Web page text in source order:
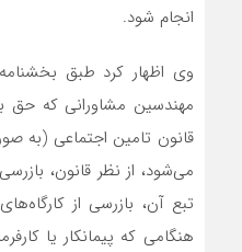
انجام شود.
قانون تامین اجتماعی (به
می‌شود، از نظر قانون،
تبع آن، بازرسی از
هنگامی که پیمانکار یا